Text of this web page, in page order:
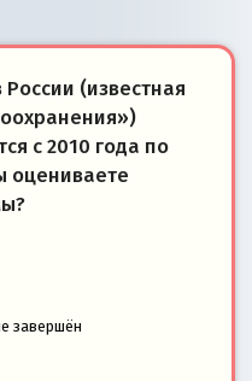
(известная
с 2010 года по
оцениваете
завершён